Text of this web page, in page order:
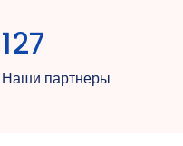
127
Наши партнеры